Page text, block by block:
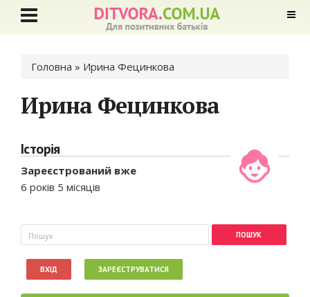
Ви є тут
Головна » Ирина Фецинкова
Ирина Фецинкова
Історія
Зареєстрований вже
6 років 5 місяців
Пошукова форма
Пошук
ВХІД ЗАРЕЄСТРУВАТИСЯ